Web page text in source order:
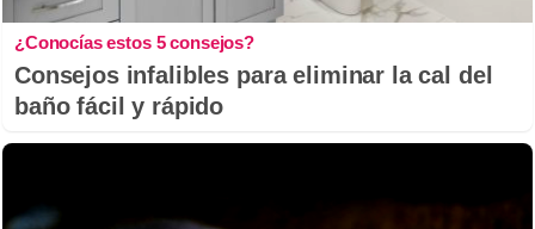
¿Conocías estos 5 consejos?
Consejos infalibles para eliminar la cal del
baño fácil y rápido